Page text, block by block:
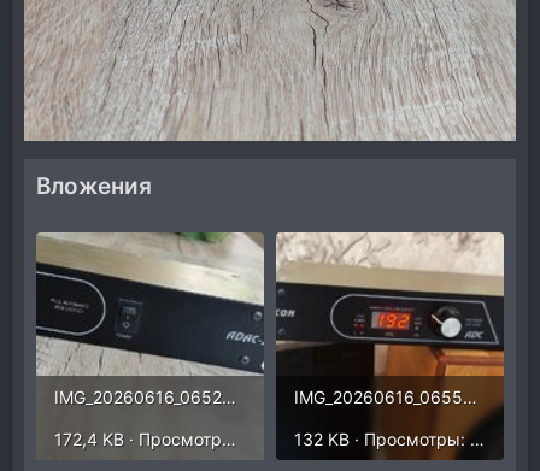
Вложения
IMG_20260616_065231.jpg
172,4 KB · Просмотры: 92
IMG_20260616_065539.jpg
132 KB · Просмотры: 97